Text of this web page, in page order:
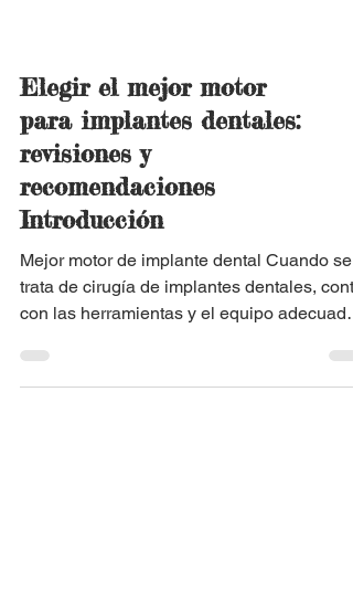
Elegir el mejor motor
para implantes dentales:
revisiones y
recomendaciones
Introducción
Mejor motor de implante dental Cuando se
con las herramientas y el equipo
es...